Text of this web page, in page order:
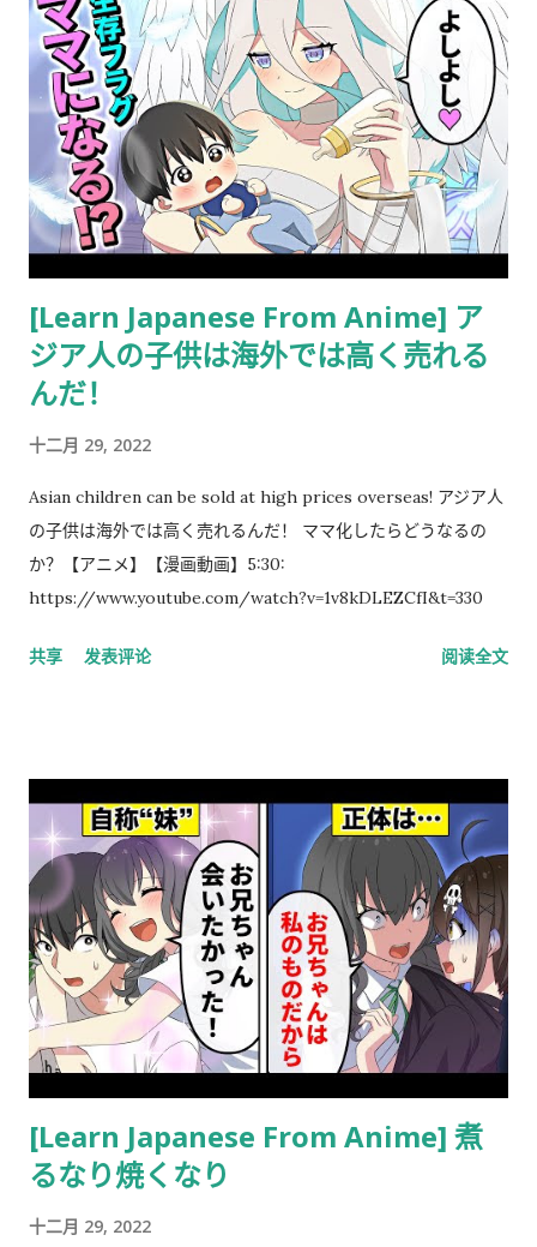
返却しに来ました。新しい入札仕様書を受け取りに来ました。
工作人员确认后，很快帮我打开了大门。 进入办公室 进入办公室
后，我向工作人员简单打了招呼： お世話になっております。 随
后便开始办理资料交接。 整个过程没有想象中的复杂，也没有长
时间的商务寒暄。 返还入札仕様書 原本我以为，把入札仕様書交
给工作人员，返还手续就结束了。 实际上并不是。 工作人员告诉
我： 入札仕様書最后一页有一张返却记录表，需要填写完成后，
返还手续才算正式完成。 也就是说，仅仅把资料交回去是不够
完成返还手续后，工作人员把新的入札仕様書交给了我。 就在这
时，又提醒了我另一件事情。 其实， 資格証明書我之前已经提交
过一次。 因此，我误以为之后领取新的入札仕様書时，就不需要
就一直有效，而是每次领取新的入札仕様書时，都需要再次出
示。 由于这是我第一次没有携带，对方这次没有追究，仍然让我
领取了新的入札仕様書。 不过，对方也明确说明： 今后每一次领
取新的入札仕様書，都必须携带資格証明書。 这也成为我以后必
须记住的一项固定流程。 整个过程其实没有想象中困难 在出发之
会不会因为不会商务敬语而出问题？ 要不要准备很多寒暄？ 真正
[Learn Japanese From Anime] ア
ジア人の子供は海外では高く売れる
んだ！
十二月 29, 2022
Asian children can be sold at high prices overseas! アジア人
の子供は海外では高く売れるんだ！ ママ化したらどうなるの
か？【アニメ】【漫画動画】5:30:
https://www.youtube.com/watch?v=1v8kDLEZCfI&t=330
共享 发表评论 阅读全文
[Learn Japanese From Anime] 煮
るなり焼くなり
十二月 29, 2022